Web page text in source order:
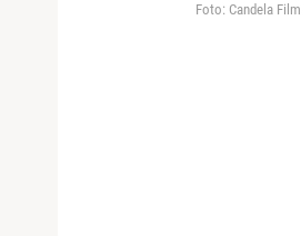
Foto: Candela Film